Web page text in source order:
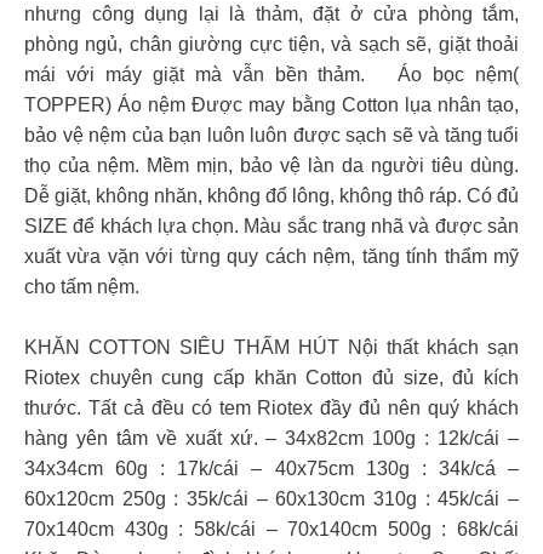
nhưng công dụng lại là thảm, đặt ở cửa phòng tắm,
phòng ngủ, chân giường cực tiện, và sạch sẽ, giặt thoải
mái với máy giặt mà vẫn bền thảm. Áo bọc nệm(
TOPPER) Áo nệm Được may bằng Cotton lụa nhân tạo,
bảo vệ nệm của bạn luôn luôn được sạch sẽ và tăng tuổi
thọ của nệm. Mềm mịn, bảo vệ làn da người tiêu dùng.
Dễ giặt, không nhăn, không đổ lông, không thô ráp. Có đủ
SIZE để khách lựa chọn. Màu sắc trang nhã và được sản
xuất vừa vặn với từng quy cách nệm, tăng tính thẩm mỹ
cho tấm nệm.
KHĂN COTTON SIÊU THẤM HÚT Nội thất khách sạn
Riotex chuyên cung cấp khăn Cotton đủ size, đủ kích
thước. Tất cả đều có tem Riotex đầy đủ nên quý khách
hàng yên tâm về xuất xứ. – 34x82cm 100g : 12k/cái –
34x34cm 60g : 17k/cái – 40x75cm 130g : 34k/cá –
60x120cm 250g : 35k/cái – 60x130cm 310g : 45k/cái –
70x140cm 430g : 58k/cái – 70x140cm 500g : 68k/cái